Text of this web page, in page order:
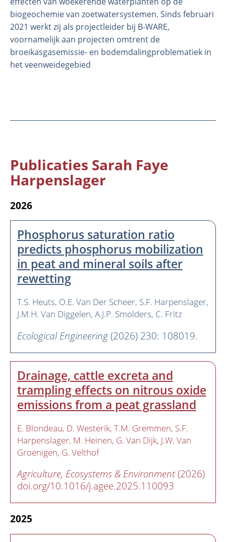
biogeochemie van zoetwatersystemen. Sinds februari
2021 werkt zij als projectleider bij B-WARE,
voornamelijk aan projecten omtrent de
broeikasgasemissie- en bodemdalingproblematiek in
het veenweidegebied
Publicaties Sarah Faye
Harpenslager
2026
Phosphorus saturation ratio
predicts phosphorus mobilization
in peat and mineral soils after
rewetting
T.S. Heuts O.E. Van Der Scheer S.F. Harpenslager
J.M.H. Van Diggelen A.J.P. Smolders C. Fritz
Ecological Engineering(2026) 230: 108019.
Drainage, cattle excreta and
trampling effects on nitrous oxide
emissions from a peat grassland
E. Blondeau D. Westerik T.M. Gremmen S.F.
Harpenslager M. Heinen G. Van Dijk J.W. Van
Groenigen G. Velthof
Agriculture, Ecosystems & Environment(2026)
doi.org/10.1016/j.agee.2025.110093
2025